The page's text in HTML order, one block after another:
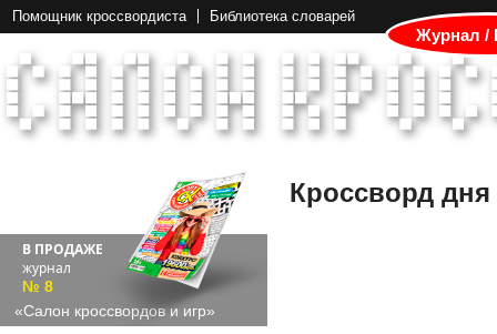
Помощник кроссвордиста Библиотека словарей
Журнал /
В ПРОДАЖЕ
журнал
№ 8
«Салон кроссвордов и игр»
Кроссворд дня